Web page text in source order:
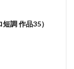
調 作品35）